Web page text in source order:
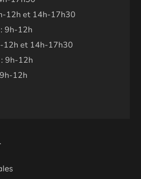
12h et 14h-17h30
9h-12h
12h et 14h-17h30
9h-12h
12h